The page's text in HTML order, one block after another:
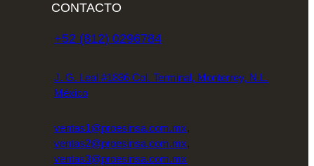
CONTACTO
+52 (812) 0296784
J. G. Leal #1836 Col. Terminal, Monterrey, N.L.
México
ventas1@proesinsa.com.mx
ventas2@proesinsa.com.mx
ventas3@proesinsa.com.mx